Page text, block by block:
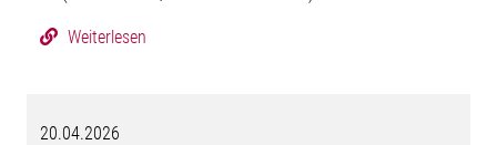
Weiterlesen
20.04.2026